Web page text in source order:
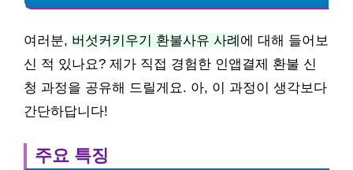
여러분, 버섯커키우기 환불사유 사례 에 대해 들어보
신 적 있나요? 제가 직접 경험한 인앱결제 환불 신
청 과정을 공유해 드릴게요. 아, 이 과정이 생각보다
간단하답니다!
주요 특징